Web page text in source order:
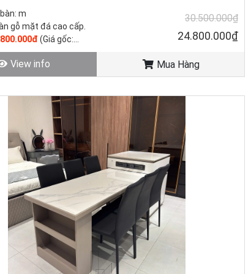
m
gỗ mặt đá cao cấp.
(Giá gốc:
mới - còn hàng.
30.500.000₫
24.800.000₫
View info Mua Hàng